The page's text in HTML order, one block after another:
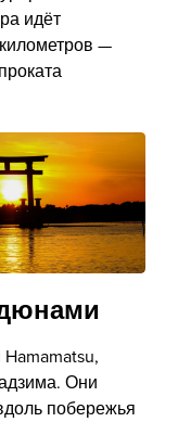
идёт
—
Они
побережья